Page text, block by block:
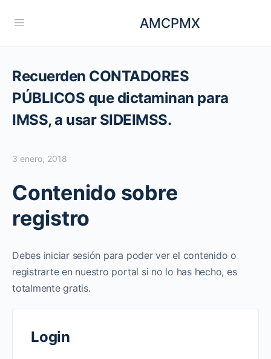
AMCPMX
Recuerden CONTADORES
PÚBLICOS que dictaminan para
IMSS, a usar SIDEIMSS.
3 enero, 2018
Contenido sobre
registro
Debes iniciar sesión para poder ver el contenido o
registrarte en nuestro portal si no lo has hecho, es
totalmente gratis.
Login